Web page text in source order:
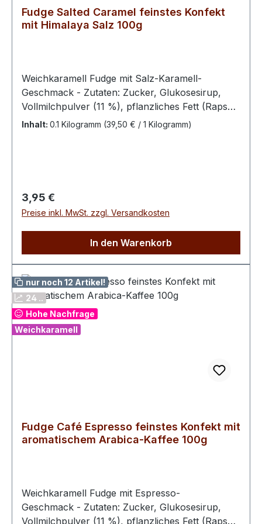
Fudge Salted Caramel feinstes Konfekt
mit Himalaya Salz 100g
Weichkaramell Fudge mit Salz-Karamell-
Geschmack - Zutaten: Zucker, Glukosesirup,
Vollmilchpulver (11 %), pflanzliches Fett (Rapsöl,
vollständig gehärtetes Rapsöl), Himalaya-Salz
Inhalt: 0.1 Kilogramm (39,50 € / 1 Kilogramm)
Regulärer Preis:
3,95 €
Preise inkl. MwSt. zzgl. Versandkosten
In den Warenkorb
nur noch 12 Artikel!
24 ..
Hohe Nachfrage
Weichkaramell
Fudge Café Espresso feinstes Konfekt mit
aromatischem Arabica-Kaffee 100g
Weichkaramell Fudge mit Espresso-
Geschmack - Zutaten: Zucker, Glukosesirup,
Vollmilchpulver (11 %), pflanzliches Fett (Rapsöl,